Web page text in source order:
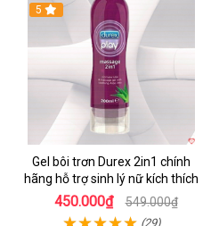
5
Gel bôi trơn Durex 2in1 chính
hãng hỗ trợ sinh lý nữ kích thích
450.000₫ 549.000₫
(29)